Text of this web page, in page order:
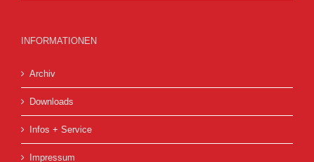
INFORMATIONEN
Archiv
Downloads
Infos + Service
Impressum